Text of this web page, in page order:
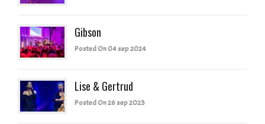
Gibson
Posted On 04 sep 2024
Lise & Gertrud
Posted On 26 sep 2023